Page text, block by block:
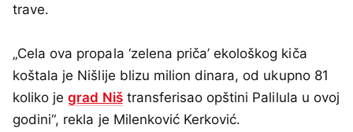
trave.
„Cela ova propala ‘zelena priča’ ekološkog kiča
koštala je Nišlije blizu milion dinara, od ukupno 81
koliko jegrad Ništransferisao opštini Palilula u ovoj
godini“, rekla je Milenković Kerković.